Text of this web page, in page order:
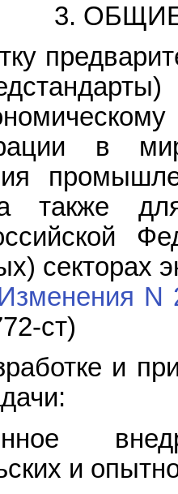
3.
в
также для
секторах
N
ст)
и
и